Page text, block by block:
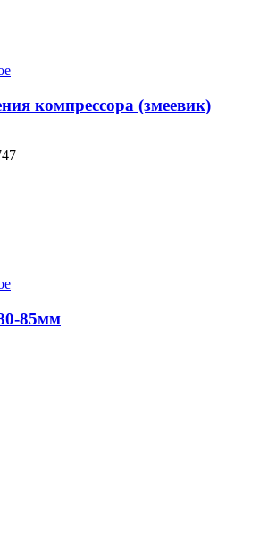
компрессора (змеевик)
85мм